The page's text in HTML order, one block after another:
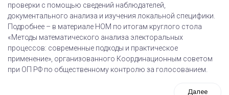
проверки с помощью сведений наблюдателей,
документального анализа и изучения локальной специфики.
Подробнее – в материале НОМ по итогам круглого стола
«Методы математического анализа электоральных
процессов: современные подходы и практическое
применение», организованного Координационным советом
при ОП РФ по общественному контролю за голосованием.
Далее